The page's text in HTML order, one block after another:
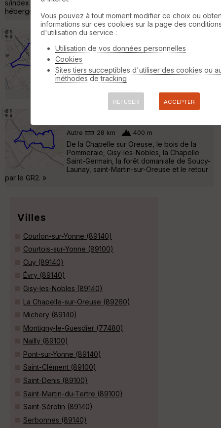
s/index.php vous trouverez quelques informations sur les
hébergements et les restaurants le long de ce trajet. »
Autre 16 km 220 m
de l'église, montée vers la chapelle saint
germain et son point de vue de 360°, la
Chapelle sur Oreuse, et traversée du bois
Autre 28 km 400 m
De la Chapelle sur Oreuse, le bois de la
Pommeraie, Gisy-les-Nobles, la Chapelle
Saint-Germain, la forêt domaniale de Soucy-
Launay, saint-Martin-sur-Oreuse et le retour
par le GR2. »
Villes
Courlon-sur-Yonne (89140)
Courtois-sur-Yonne (89100)
Cuy (89140)
Évry (89140)
Gisy-les-Nobles (89140)
La Chapelle-sur-Oreuse (89260)
Michery (89140)
Montigny-le-Guesdier (77480)
Nailly (89100)
Pont-sur-Yonne (89140)
Saint-Clément (89100)
Saint-Denis (89100)
Saint-Martin-du-Tertre (89100)
Saint-Sérotin (89140)
Serbonnes (89140)
Vous pouvez à tout moment modifier ce choix ou
informations sur ces cookies sur la page des
d'utilisation du service :
Utilisation de vos données personnelles
Cookies
Sites tiers succeptibles d'utiliser des cookies ou
méthodes de tracking
REFUSER ACCEPTER